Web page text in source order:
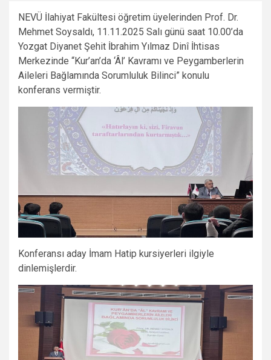
NEVÜ İlahiyat Fakültesi öğretim üyelerinden Prof. Dr.
Mehmet Soysaldı, 11.11.2025 Salı günü saat 10.00’da
Yozgat Diyanet Şehit İbrahim Yılmaz Dinî İhtisas
Merkezinde “Kur’an’da ‘Âl’ Kavramı ve Peygamberlerin
Aileleri Bağlamında Sorumluluk Bilinci” konulu
konferans vermiştir.
Konferansı aday İmam Hatip kursiyerleri ilgiyle
dinlemişlerdir.